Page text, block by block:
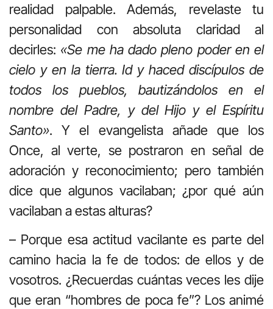
realidad palpable. Además, revelaste tu
personalidad con absoluta claridad al
decirles: «Se me ha dado pleno poder en el
cielo y en la tierra. Id y haced discípulos de
todos los pueblos, bautizándolos en el
nombre del Padre, y del Hijo y el Espíritu
Santo». Y el evangelista añade que los
Once, al verte, se postraron en señal de
adoración y reconocimiento; pero también
dice que algunos vacilaban; ¿por qué aún
vacilaban a estas alturas?
– Porque esa actitud vacilante es parte del
camino hacia la fe de todos: de ellos y de
vosotros. ¿Recuerdas cuántas veces les dije
que eran “hombres de poca fe”? Los animé